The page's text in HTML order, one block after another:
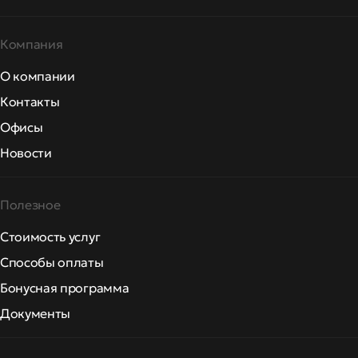
Компания
О компании
Контакты
Офисы
Новости
Полезное
Стоимость услуг
Способы оплаты
Бонусная программа
Документы